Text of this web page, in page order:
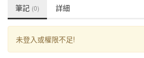
筆記 (0) 詳細
未登入或權限不足!